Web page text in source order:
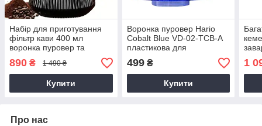
Набір для приготування
фільтр кави 400 мл
воронка пуровер та
скляний сервер заварник
890 ₴ 1 490 ₴
Купити
Воронка пуровер Hario
Cobalt Blue VD-02-TCB-A
пластикова для
заварювання кави V60
кавоварка на 4 порції
499₴
Купити
1
Про нас